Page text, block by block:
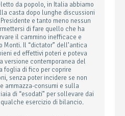
da popolo, in Italia abbiamo
casta dopo lunghe discussioni
e tanto meno nessun
di fare quello che ha
il cammino inefficace e
Monti. Il “dictator” dell’antica
ed effettivi poteri e poteva
versione contemporanea del
foglia di fico per coprire
senza poter incidere se non
ammazza-consumi e sulla
di “esodati” per sollevare dai
esercizio di bilancio.